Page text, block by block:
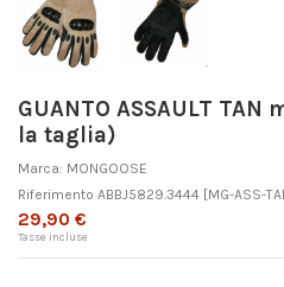
GUANTO ASSAULT
la taglia)
Marca: MONGOOSE
Riferimento ABBJ5829.3444 [MG-ASS-
29,90 €
Tasse incluse